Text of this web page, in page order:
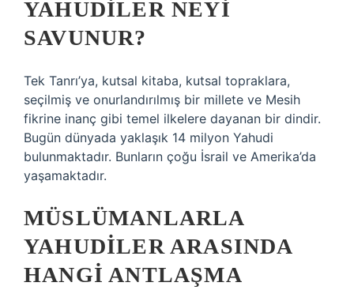
YAHUDILER NEYI
SAVUNUR?
Tek Tanrı’ya, kutsal kitaba, kutsal topraklara,
seçilmiş ve onurlandırılmış bir millete ve Mesih
fikrine inanç gibi temel ilkelere dayanan bir dindir.
Bugün dünyada yaklaşık 14 milyon Yahudi
bulunmaktadır. Bunların çoğu İsrail ve Amerika’da
yaşamaktadır.
MÜSLÜMANLARLA
YAHUDILER ARASINDA
HANGI ANTLAŞMA